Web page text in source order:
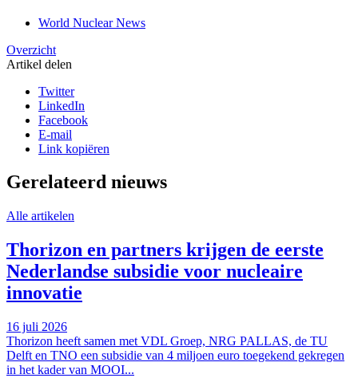
World Nuclear News
Overzicht
Artikel delen
Twitter
LinkedIn
Facebook
E-mail
Link kopiëren
Gerelateerd nieuws
Alle artikelen
Thorizon en partners krijgen de eerste
Nederlandse subsidie voor nucleaire
innovatie
16 juli 2026
Thorizon heeft samen met VDL Groep, NRG PALLAS, de TU
Delft en TNO een subsidie van 4 miljoen euro toegekend gekregen
in het kader van MOOI...